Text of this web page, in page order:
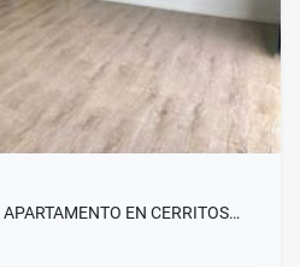
EN CERRITOS…